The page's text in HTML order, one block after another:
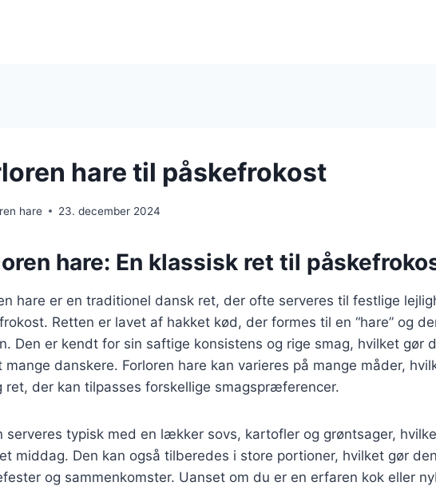
hare til påskefrokost
hare 23. december 2024
hare: En klassisk ret til
hare er en traditionel dansk ret, der ofte serveres til festlige
Retten er lavet af hakket kød, der formes til en “hare” og
Den er kendt for sin saftige konsistens og rige smag, hvilket gør
mange danskere. Forloren hare kan varieres på mange måder,
ret, der kan tilpasses forskellige smagspræferencer.
serveres typisk med en lækker sovs, kartofler og grøntsager,
middag. Den kan også tilberedes i store portioner, hvilket gør
og sammenkomster. Uanset om du er en erfaren kok eller